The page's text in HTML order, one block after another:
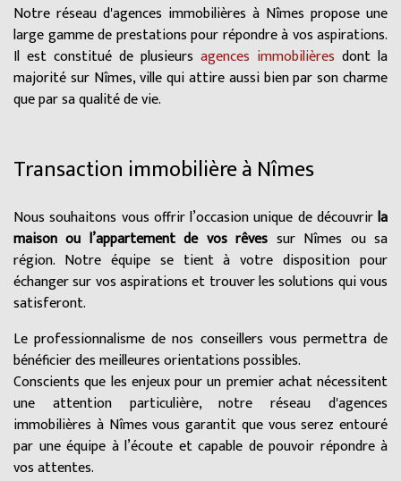
Notre réseau d'agences immobilières à Nîmes propose une
large gamme de prestations pour répondre à vos aspirations.
Il est constitué de plusieurs agences immobilières dont la
majorité sur Nîmes, ville qui attire aussi bien par son charme
que par sa qualité de vie.
Transaction immobilière à Nîmes
Nous souhaitons vous offrir l’occasion unique de découvrirla
maison ou l’appartement de vos rêves sur Nîmes ou sa
région. Notre équipe se tient à votre disposition pour
échanger sur vos aspirations et trouver les solutions qui vous
satisferont.
Le professionnalisme de nos conseillers vous permettra de
bénéficier des meilleures orientations possibles.
Conscients que les enjeux pour un premier achat nécessitent
une attention particulière, notre réseau d'agences
immobilières à Nîmes vous garantit que vous serez entouré
par une équipe à l’écoute et capable de pouvoir répondre à
vos attentes.